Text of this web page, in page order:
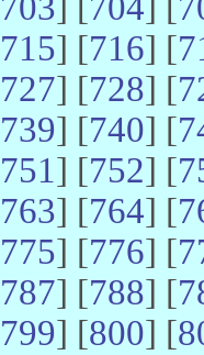
715] [716] [
727] [728] [
739] [740] [
751] [752] [
763] [764] [
775] [776] [
787] [788] [
799] [800] [